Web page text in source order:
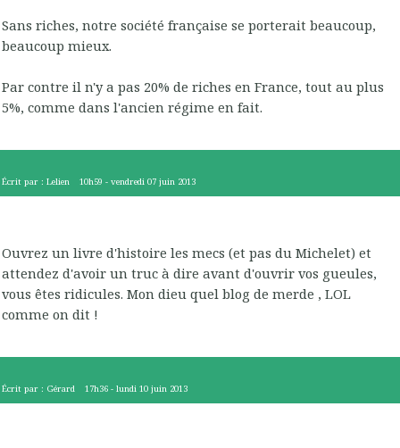
Sans riches, notre société française se porterait beaucoup,
beaucoup mieux.
Par contre il n'y a pas 20% de riches en France, tout au plus
5%, comme dans l'ancien régime en fait.
Écrit par : Lelien 10h59 -vendredi 07 juin 2013
Ouvrez un livre d'histoire les mecs (et pas du Michelet) et
attendez d'avoir un truc à dire avant d'ouvrir vos gueules,
vous êtes ridicules. Mon dieu quel blog de merde , LOL
comme on dit !
Écrit par : Gérard 17h36 -lundi 10 juin 2013